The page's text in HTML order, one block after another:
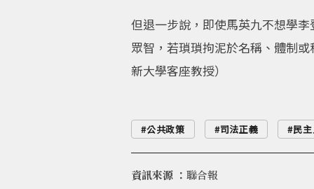
但退一步說，即使馬英九不想學
眾智，若瑣瑣拘泥於名稱、體制
新大學客座教授）
公共政策 司法正義 民
資訊來源 ： 聯合報